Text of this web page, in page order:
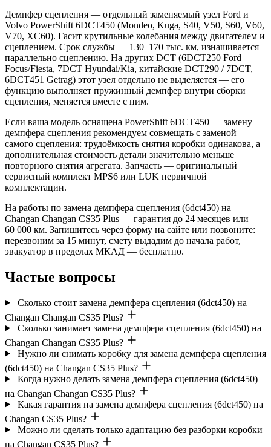
Демпфер сцепления — отдельный заменяемый узел Ford и
Volvo PowerShift 6DCT450 (Mondeo, Kuga, S40, V50, S60, V60,
V70, XC60). Гасит крутильные колебания между двигателем и
сцеплением. Срок службы — 130–170 тыс. км, изнашивается
параллельно сцеплению. На других DCT (6DCT250 Ford
Focus/Fiesta, 7DCT Hyundai/Kia, китайские DCT290 / 7DCT,
6DCT451 Getrag) этот узел отдельно не выделяется — его
функцию выполняет пружинный демпфер внутри сборки
сцепления, меняется вместе с ним.
Если ваша модель оснащена PowerShift 6DCT450 — замену
демпфера сцепления рекомендуем совмещать с заменой
самого сцепления: трудоёмкость снятия коробки одинакова, а
дополнительная стоимость детали значительно меньше
повторного снятия агрегата. Запчасть — оригинальный
сервисный комплект MPS6 или LUK первичной
комплектации.
На работы по замена демпфера сцепления (6dct450) на
Changan Changan CS35 Plus — гарантия до 24 месяцев или
60 000 км. Запишитесь через форму на сайте или позвоните:
перезвоним за 15 минут, смету выдадим до начала работ,
эвакуатор в пределах МКАД — бесплатно.
Частые вопросы
Сколько стоит замена демпфера сцепления (6dct450) на
Changan Changan CS35 Plus?
Сколько занимает замена демпфера сцепления (6dct450) на
Changan Changan CS35 Plus?
Нужно ли снимать коробку для замена демпфера сцепления
(6dct450) на Changan CS35 Plus?
Когда нужно делать замена демпфера сцепления (6dct450)
на Changan Changan CS35 Plus?
Какая гарантия на замена демпфера сцепления (6dct450) на
Changan CS35 Plus?
Можно ли сделать только адаптацию без разборки коробки
на Changan CS35 Plus?